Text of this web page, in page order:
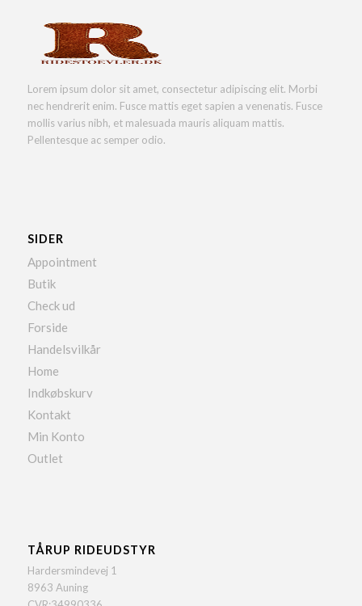
Lorem ipsum dolor sit amet, consectetur adipiscing elit. Morbi
nec hendrerit enim. Fusce mattis eget sapien a venenatis. Fusce
mollis varius nibh, et malesuada mauris aliquam mattis.
Pellentesque ac semper odio.
SIDER
Appointment
Butik
Check ud
Forside
Handelsvilkår
Home
Indkøbskurv
Kontakt
Min Konto
Outlet
TÅRUP RIDEUDSTYR
Hardersmindevej 1
8963 Auning